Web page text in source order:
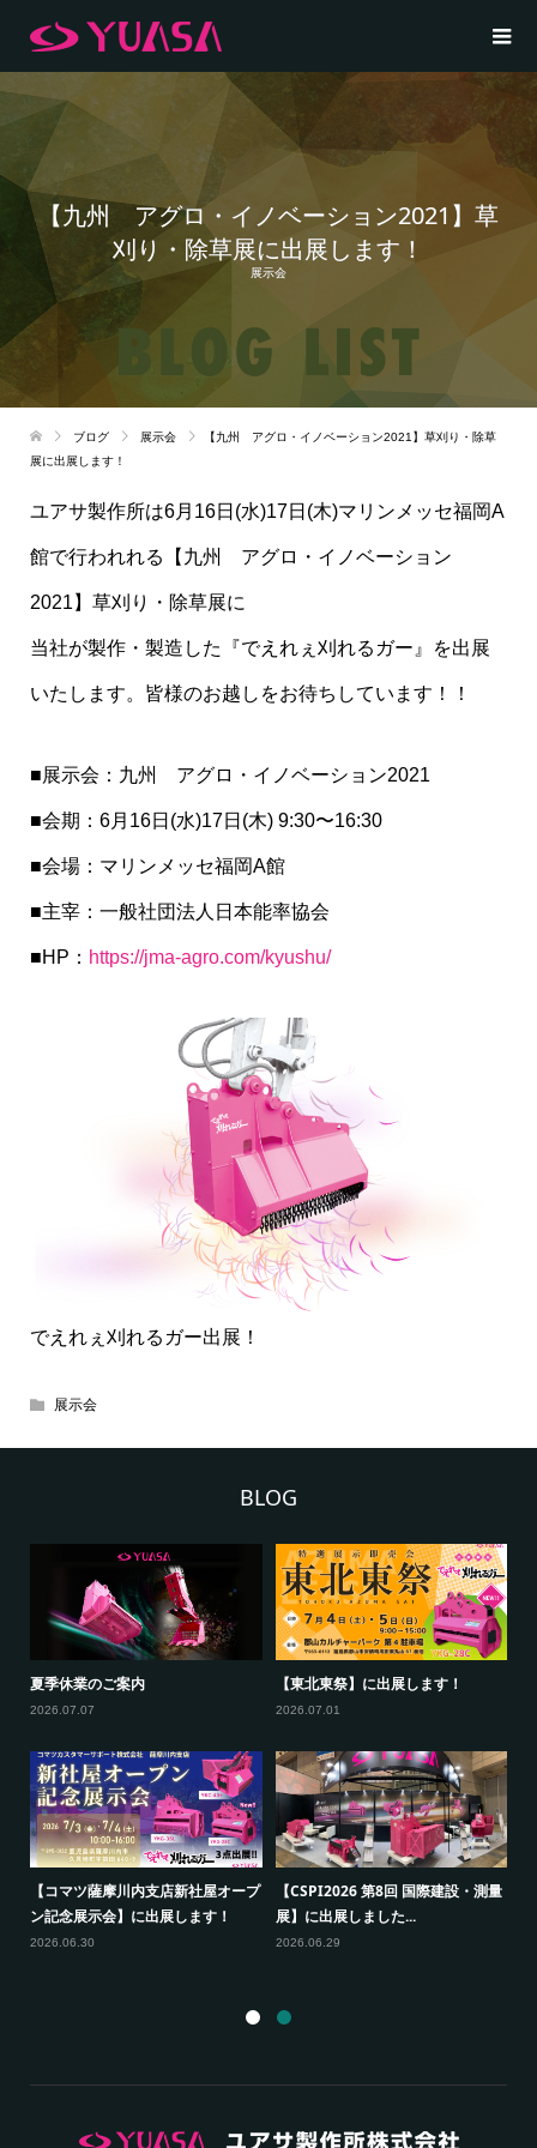
【九州 アグロ・イノベーション2021】草
刈り・除草展に出展します！
展示会
ブログ 展示会
【九州 アグロ・イノベーション2021】草刈り・除草
展に出展します！
ユアサ製作所は6月16日(水)17日(木)マリンメッセ福岡A
館で行われれる【九州 アグロ・イノベーション
2021】草刈り・除草展に
当社が製作・製造した『でえれぇ刈れるガー』を出展
いたします。皆様のお越しをお待ちしています！！
■展示会：九州 アグロ・イノベーション2021
■会期：6月16日(水)17日(木) 9:30〜16:30
■会場：マリンメッセ福岡A館
■主宰：一般社団法人日本能率協会
■HP： https://jma-agro.com/kyushu/
でえれぇ刈れるガー出展！
展示会
BLOG
夏季休業のご案内
2026.07.07
【東北東祭】に出展します！
2026.07.01
【コマツ薩摩川内支店新社屋オープ
ン記念展示会】に出展します！
2026.06.30
【CSPI2026 第8回 国際建設・測量
展】に出展しました...
2026.06.29